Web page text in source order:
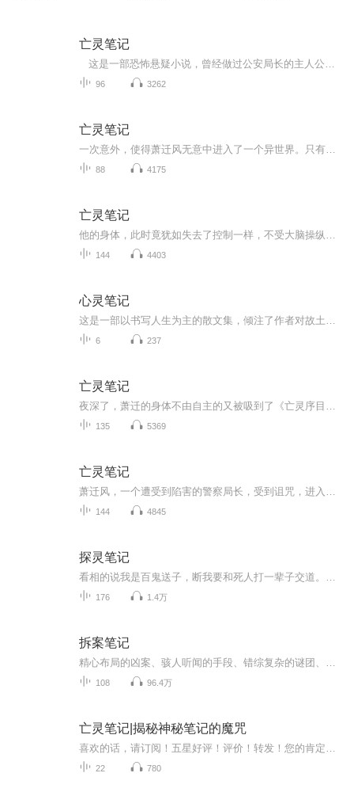
亡灵笔记
96 3262
亡灵笔记
88 4175
亡灵笔记
144 4403
心灵笔记
6 237
亡灵笔记
135 5369
亡灵笔记
144 4845
探灵笔记
176 1.4万
拆案笔记
108 96.4万
亡灵笔记|揭秘神秘笔记的魔咒
22 780